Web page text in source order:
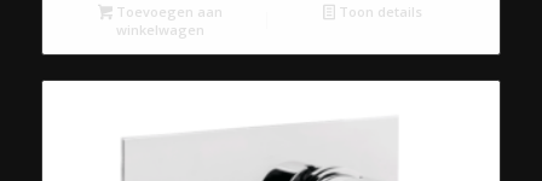
Toevoegen aan
winkelwagen
Toon details